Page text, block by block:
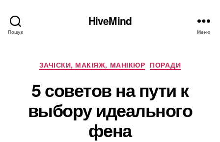
Пошук
HiveMind
Меню
Категорії
ЗАЧІСКИ, МАКІЯЖ, МАНІКЮР ПОРАДИ
5 советов на пути к
выбору идеального
фена